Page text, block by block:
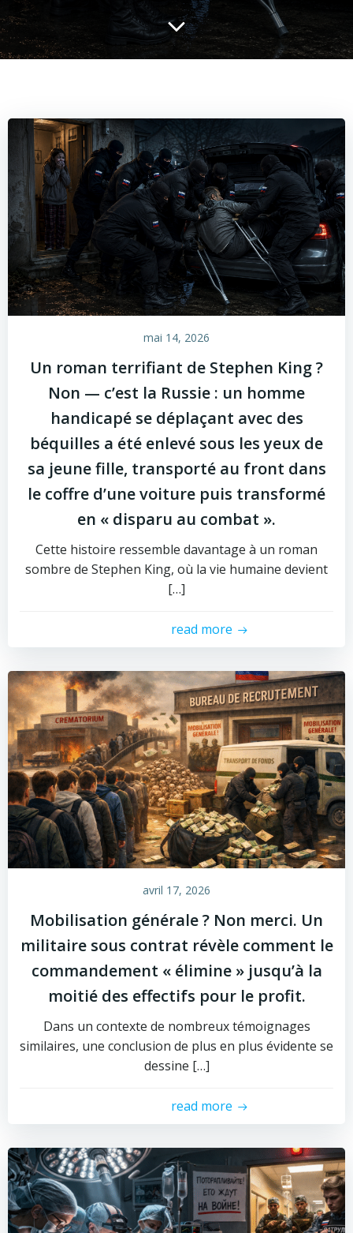
mai 14, 2026
Un roman terrifiant de Stephen King ?
Non — c’est la Russie : un homme
handicapé se déplaçant avec des
béquilles a été enlevé sous les yeux de
sa jeune fille, transporté au front dans
le coffre d’une voiture puis transformé
en « disparu au combat ».
Cette histoire ressemble davantage à un roman
sombre de Stephen King, où la vie humaine devient
[…]
read more
avril 17, 2026
Mobilisation générale ? Non merci. Un
militaire sous contrat révèle comment le
commandement « élimine » jusqu’à la
moitié des effectifs pour le profit.
Dans un contexte de nombreux témoignages
similaires, une conclusion de plus en plus évidente se
dessine […]
read more